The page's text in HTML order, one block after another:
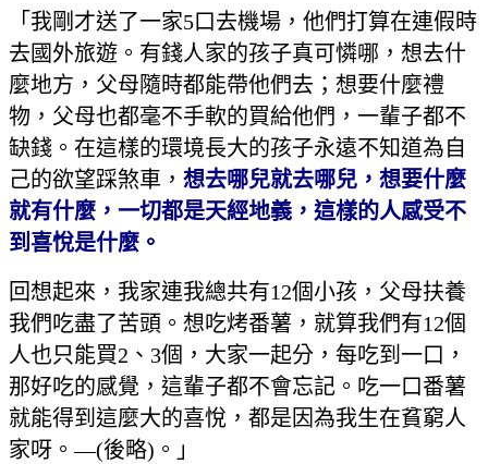
「我剛才送了一家5口去機場，他們打算在連假時
去國外旅遊。有錢人家的孩子真可憐哪，想去什
麼地方，父母隨時都能帶他們去；想要什麼禮
物，父母也都毫不手軟的買給他們，一輩子都不
缺錢。在這樣的環境長大的孩子永遠不知道為自
己的欲望踩煞車， 想去哪兒就去哪兒，想要什麼
就有什麼，一切都是天經地義，這樣的人感受不
到喜悅是什麼。
回想起來，我家連我總共有12個小孩，父母扶養
我們吃盡了苦頭。想吃烤番薯，就算我們有12個
人也只能買2、3個，大家一起分，每吃到一口，
那好吃的感覺，這輩子都不會忘記。吃一口番薯
就能得到這麼大的喜悅，都是因為我生在貧窮人
家呀。—(後略)。」